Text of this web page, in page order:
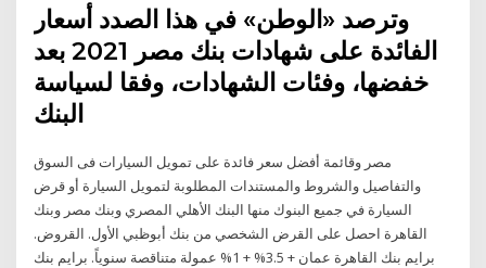
وترصد «الوطن» في هذا الصدد أسعار
الفائدة على شهادات بنك مصر 2021 بعد
خفضها، وفئات الشهادات، وفقا لسياسة
البنك
مصر وقائمة أفضل سعر فائدة على تمويل السيارات فى السوق
والتفاصيل والشروط والمستندات المطلوبة لتمويل السيارة أو قرض
السيارة في جميع البنوك منها البنك الأهلي المصري وبنك مصر وبنك
القاهرة احصل على القرض الشخصي من بنك أبوظبي الأول. القروض.
برايم بنك القاهرة عمان + 3.5% + 1% عمولة متناقصة سنوياً. برايم بنك